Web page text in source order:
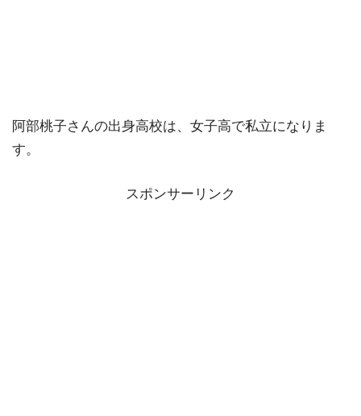
阿部桃子さんの出身高校は、女子高で私立になりま
す。
スポンサーリンク